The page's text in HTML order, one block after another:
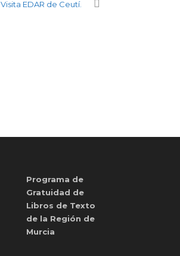
Visita EDAR de Ceutí.
Programa de
Gratuidad de
Libros de Texto
de la Región de
Murcia